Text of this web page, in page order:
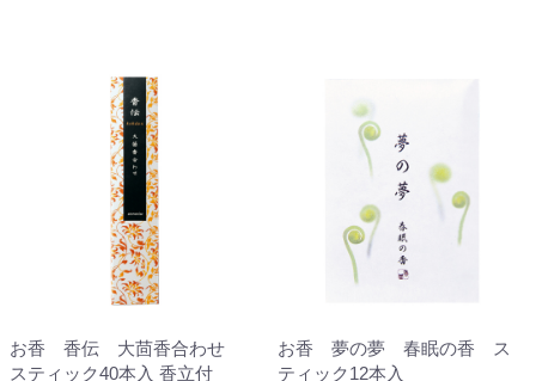
お香 香伝 大茴香合わせ
スティック40本入 香立付
お香 夢の夢 春眠の香 ス
ティック12本入